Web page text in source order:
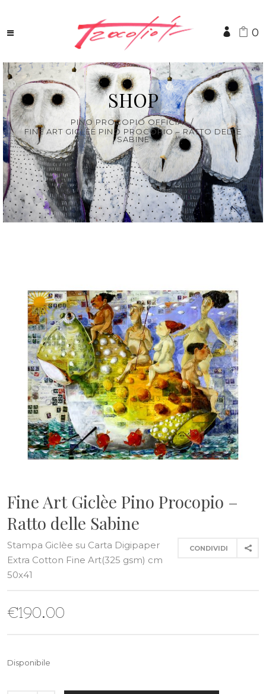
0
SHOP
PINO PROCOPIO OFFICIAL/
FINE ART GICLÈE PINO PROCOPIO – RATTO DELLE
SABINE
Fine Art Giclèe Pino Procopio –
Ratto delle Sabine
CONDIVIDI
Stampa Giclèe su Carta Digipaper
Extra Cotton Fine Art(325 gsm) cm
50x41
€190.00
Disponibile